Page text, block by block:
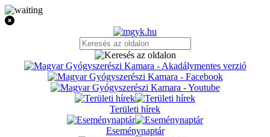
Területi hírek
Eseménynaptár